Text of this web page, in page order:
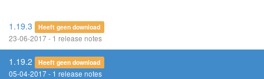
1.19.3 Heeft geen download
23-06-2017 - 1 release notes
1.19.2 Heeft geen download
05-04-2017 - 1 release notes